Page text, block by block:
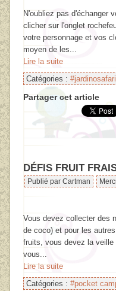
N'oubliez pas d'échanger
clicher sur l'onglet
votre personnage et vos
moyen de les...
Lire la suite
Catégories : #jardinosafari
Partager cet article
DÉFIS FRUIT
Publié par Cartman
Vous devez collecter des
de coco) et pour les
fruits, vous devez la
vous...
Lire la suite
Catégories : #pocket